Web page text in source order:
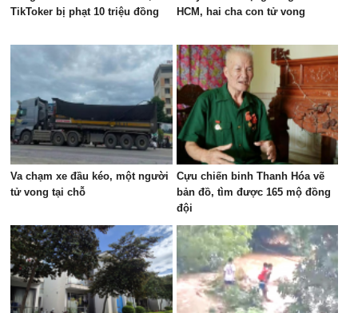
TikToker bị phạt 10 triệu đồng
HCM, hai cha con tử vong
Va chạm xe đầu kéo, một người
tử vong tại chỗ
Cựu chiến binh Thanh Hóa vẽ
bản đồ, tìm được 165 mộ đồng
đội